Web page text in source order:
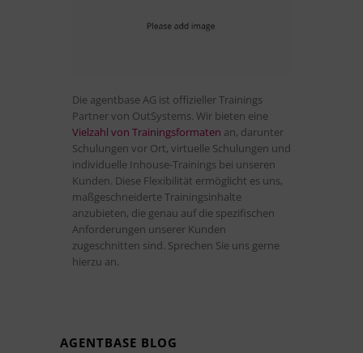
Die agentbase AG ist offizieller Trainings
Partner von OutSystems. Wir bieten eine
Vielzahl von Trainingsformaten an, darunter
Schulungen vor Ort, virtuelle Schulungen und
individuelle Inhouse-Trainings bei unseren
Kunden. Diese Flexibilität ermöglicht es uns,
maßgeschneiderte Trainingsinhalte
anzubieten, die genau auf die spezifischen
Anforderungen unserer Kunden
zugeschnitten sind. Sprechen Sie uns gerne
hierzu an.
AGENTBASE BLOG